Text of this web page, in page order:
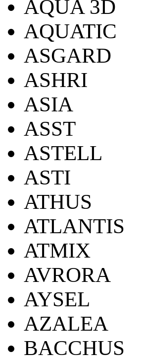
AQUA 3D
AQUATIC
ASGARD
ASHRI
ASIA
ASST
ASTELL
ASTI
ATHUS
ATLANTIS
ATMIX
AVRORA
AYSEL
AZALEA
BACCHUS